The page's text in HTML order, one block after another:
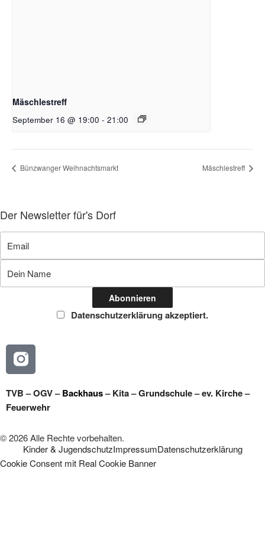
Mäschlestreff
September 16 @ 19:00 - 21:00
Bünzwanger Weihnachtsmarkt Mäschlestreff
Der Newsletter für's Dorf
Datenschutzerklärung akzeptiert.
TVB–OGV–Backhaus–Kita–Grundschule–ev. Kirche–
Feuerwehr
© 2026 Alle Rechte vorbehalten.
Kinder & JugendschutzImpressumDatenschutzerklärung
Cookie Consent mit Real Cookie Banner